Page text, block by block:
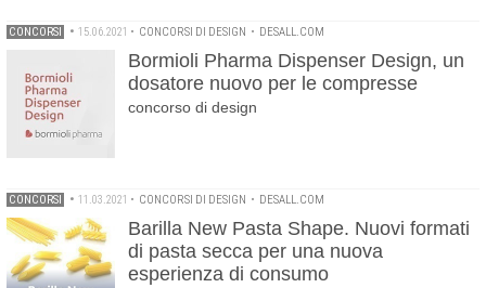
CONCORSI • 15.06.2021 • CONCORSI DI DESIGN • DESALL.COM
Bormioli Pharma Dispenser Design, un
dosatore nuovo per le compresse
concorso di design
CONCORSI • 11.03.2021 • CONCORSI DI DESIGN • DESALL.COM
Barilla New Pasta Shape. Nuovi formati
di pasta secca per una nuova
esperienza di consumo